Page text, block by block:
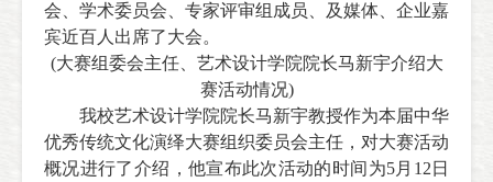
会、学术委员会、专家评审组成员、及媒体、企业嘉
宾近百人出席了大会。
(大赛组委会主任、艺术设计学院院长马新宇介绍大
赛活动情况)
我校艺术设计学院院长马新宇教授作为本届中华
优秀传统文化演绎大赛组织委员会主任，对大赛活动
概况进行了介绍，他宣布此次活动的时间为5月 12 日